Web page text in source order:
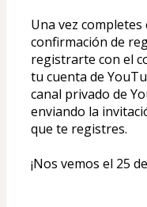
Una vez
confirmación de
registrarte con el
tu cuenta de
canal privado de
enviando la
que te registres.
¡Nos vemos el 25